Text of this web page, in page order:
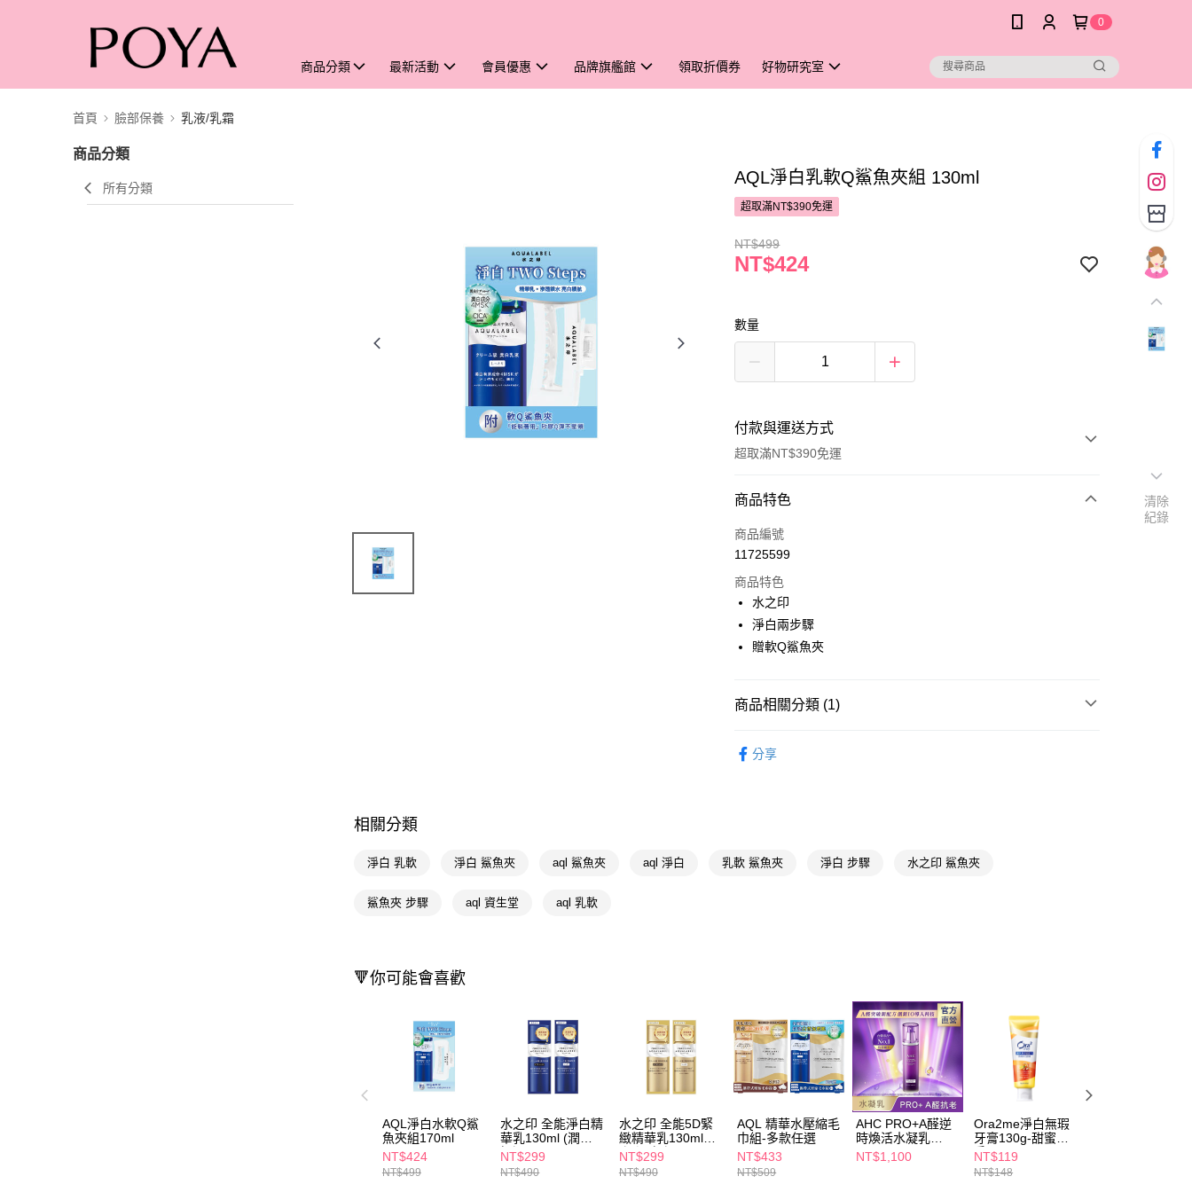
0
商品分類 最新活動 會員優惠 品牌旗艦館 領取折價券 好物研究室
首頁 臉部保養 乳液/乳霜
商品分類
所有分類
AQL淨白乳軟Q鯊魚夾組 130ml
超取滿NT$390免運
NT$499
NT$424
數量
付款與運送方式
超取滿NT$390免運
付款方式
POYA支付
超商取貨付款
LINE Pay
街口支付
Google Pay
便利好安心！
３．收到繳費通知簡訊後14天內，點擊此簡訊中的連結，可透過四大超商
／ATM／網路銀行／等多元方式進行付款，方視為交易完成。
※ 請注意：結帳手續完成當下不需立刻繳費，但若您需要取消訂單，請聯
絡購買商品的店家。未經商家同意取消之訂單仍視為有效，需透過AFTEE
先享後付繳納相關費用。
※ 交易是否成功請以「AFTEE先享後付 」之結帳頁面顯示為準，若有關於
是否繳費成功／繳費後需取消欲退款等相關疑問，請聯繫「AFTEE先享後
付客戶支援中心」https://netprotections.freshdesk.com/support/home
【注意事項】
１．透過由恩沛科技股份有限公司提供之「AFTEE先享後付」服務完成之
每筆NT$65，滿NT$390(含以上)免運費
萊爾富取貨付款
每筆NT$65，滿NT$490(含以上)免運費
每筆NT$65，滿NT$490(含以上)免運費
7-11取貨付款
商品特色
商品編號
11725599
商品特色
水之印
淨白兩步驟
贈軟Q鯊魚夾
商品相關分類 (1)
分享
相關分類
淨白 乳軟 淨白 鯊魚夾 aql 鯊魚夾 aql 淨白 乳軟 鯊魚夾 淨白 步驟 水之印 鯊魚夾
鯊魚夾 步驟 aql 資生堂 aql 乳軟
🔻你可能會喜歡
AQL淨白水軟Q鯊
魚夾組170ml
NT$424
NT$499
水之印 全能淨白精
華乳130ml (潤澤/
極潤)
NT$299
NT$490
水之印 全能5D緊
緻精華乳130ml
(潤澤/極潤)
NT$299
NT$490
AQL 精華水壓縮毛
巾組-多款任選
NT$433
NT$509
AHC PRO+A醛逆
時煥活水凝乳
130ml
NT$1,100
Ora2me淨白無瑕
牙膏130g-甜蜜檸
香
NT$119
NT$148
清除
紀錄